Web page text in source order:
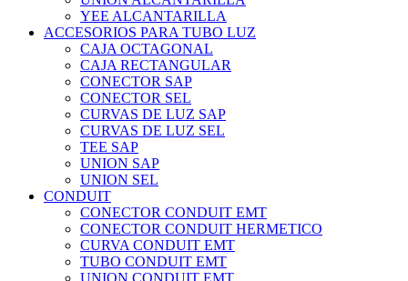
YEE ALCANTARILLA
ACCESORIOS PARA TUBO LUZ
CAJA OCTAGONAL
CAJA RECTANGULAR
CONECTOR SAP
CONECTOR SEL
CURVAS DE LUZ SAP
CURVAS DE LUZ SEL
TEE SAP
UNION SAP
UNION SEL
CONDUIT
CONECTOR CONDUIT EMT
CONECTOR CONDUIT HERMETICO
CURVA CONDUIT EMT
TUBO CONDUIT EMT